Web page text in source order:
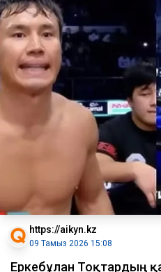
https://aikyn.kz
09 Тамыз 2026 15:08
Еркебұлан Тоқтардың